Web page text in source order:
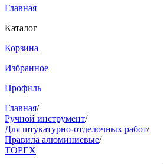
Главная
Каталог
Корзина
Избранное
Профиль
Главная/
Ручной инструмент/
Для штукатурно-отделочных работ/
Правила алюминиевые/
TOPEX